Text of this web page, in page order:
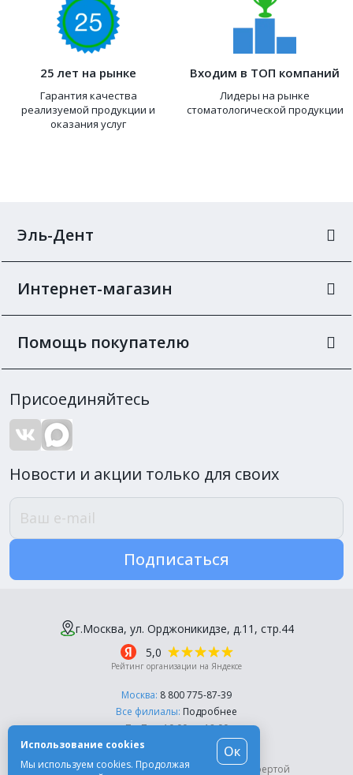
25 лет на рынке
Гарантия качества
реализуемой продукции и
оказания услуг
Входим в ТОП компаний
Лидеры на рынке
стоматологической продукции
Эль-Дент
Интернет-магазин
Помощь покупателю
Присоединяйтесь
Новости и акции только для своих
Подписаться
© Компания «Эль-Дент», 2003-2026
Цены на сайте не являются публичной офертой
г.Москва, ул. Орджоникидзе, д.11, стр.44
5,0
Рейтинг организации на Яндексе
Москва: 8 800 775-87-39
Все филиалы: Подробнее
Пн-Пт, с 10:00 до 18:00
Использование cookies
Мы используем cookies. Продолжая
Ок